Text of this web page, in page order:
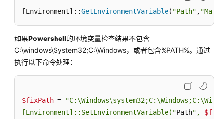
佳
见
问
安
[Environment] ::GetEnvironmentVariable( "Path" ,
如果Powershell的环境变量检查结果不包含
C:\windows\System32;C:\Windows，或者包含%PATH%。通过
执行以下命令处理：
$fixPath =
[Environment]::SetEnvironmentVariable("Path",